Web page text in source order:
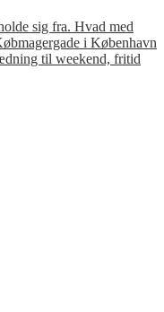
sig fra. Hvad med
i København
til weekend, fritid